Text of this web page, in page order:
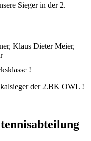
Sieger in der 2.
Klaus Dieter Meier,
!
der 2.BK OWL !